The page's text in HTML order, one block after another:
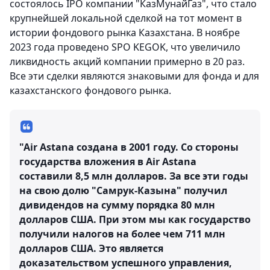
состоялось IPO компании "КазМунайГаз", что стало
крупнейшей локальной сделкой на тот момент в
истории фондового рынка Казахстана. В ноябре
2023 года проведено SPO KEGOK, что увеличило
ликвидность акций компании примерно в 20 раз.
Все эти сделки являются знаковыми для фонда и для
казахстанского фондового рынка.
"Air Astana создана в 2001 году. Со стороны
государства вложения в Air Astana
составили 8,5 млн долларов. За все эти годы
на свою долю "Самрук-Казына" получил
дивидендов на сумму порядка 80 млн
долларов США. При этом мы как государство
получили налогов на более чем 711 млн
долларов США. Это является
доказательством успешного управления,